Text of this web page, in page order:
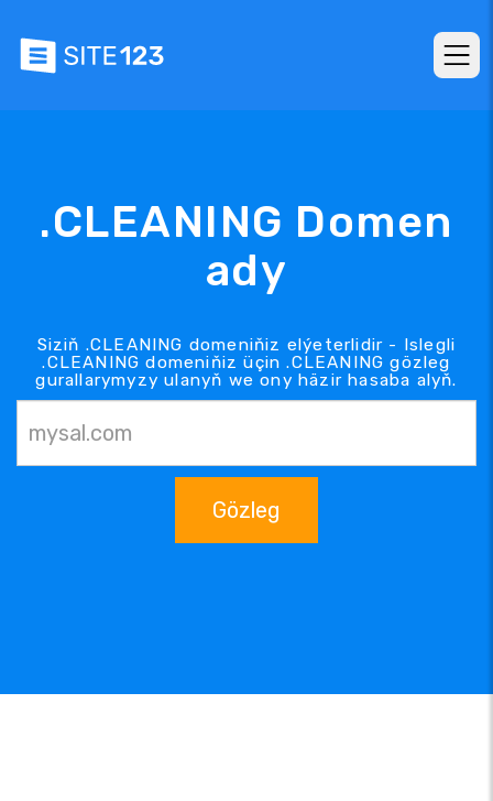
.CLEANING Domen
ady
Siziň .CLEANING domeniňiz elýeterlidir - Islegli
.CLEANING domeniňiz üçin .CLEANING gözleg
gurallarymyzy ulanyň we ony häzir hasaba alyň.
Gözleg